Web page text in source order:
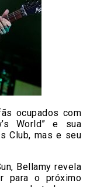
ocupados com
World” e sua
Club, mas e seu
Bellamy revela
para o próximo